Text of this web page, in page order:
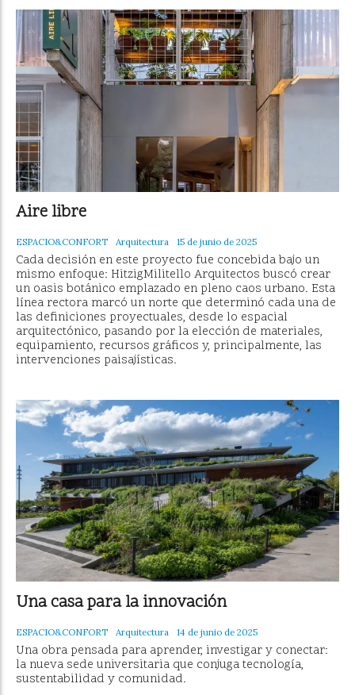
Aire libre
ESPACIO&CONFORT Arquitectura 15 de junio de 2025
Cada decisión en este proyecto fue concebida bajo un
mismo enfoque: HitzigMilitello Arquitectos buscó crear
un oasis botánico emplazado en pleno caos urbano. Esta
línea rectora marcó un norte que determinó cada una de
las definiciones proyectuales, desde lo espacial
arquitectónico, pasando por la elección de materiales,
equipamiento, recursos gráficos y, principalmente, las
intervenciones paisajísticas.
Una casa para la innovación
ESPACIO&CONFORT Arquitectura 14 de junio de 2025
Una obra pensada para aprender, investigar y conectar:
la nueva sede universitaria que conjuga tecnología,
sustentabilidad y comunidad.